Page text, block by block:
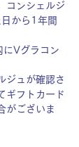
コンシェルジ
から1年間
Vグラコン
ジュが確認さ
ギフトカード
がございま